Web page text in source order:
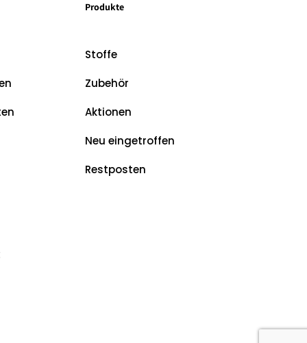
Produkte
Stoffe
Zubehör
Aktionen
Neu eingetroffen
Restposten